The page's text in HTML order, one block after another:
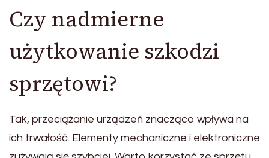
Czy nadmierne
użytkowanie szkodzi
sprzętowi?
Tak, przeciążanie urządzeń znacząco wpływa na
ich trwałość. Elementy mechaniczne i elektroniczne